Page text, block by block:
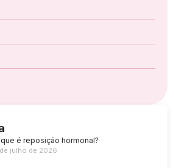
é reposição hormonal?
julho de 2026